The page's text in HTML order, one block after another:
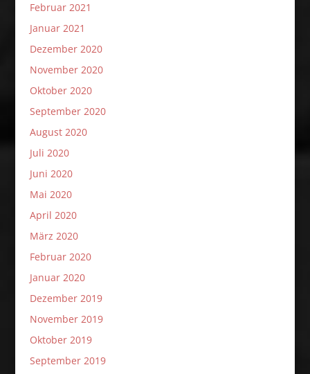
Februar 2021
Januar 2021
Dezember 2020
November 2020
Oktober 2020
September 2020
August 2020
Juli 2020
Juni 2020
Mai 2020
April 2020
März 2020
Februar 2020
Januar 2020
Dezember 2019
November 2019
Oktober 2019
September 2019